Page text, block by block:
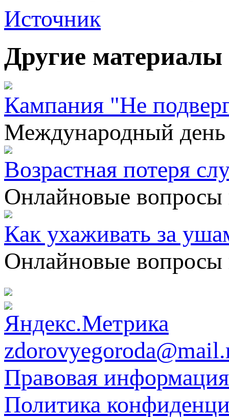
Источник
Другие материалы
Кампания "Не
Международный день
Возрастная потеря
Онлайновые вопросы
Как ухаживать за
Онлайновые вопросы
Правовая информация
Политика